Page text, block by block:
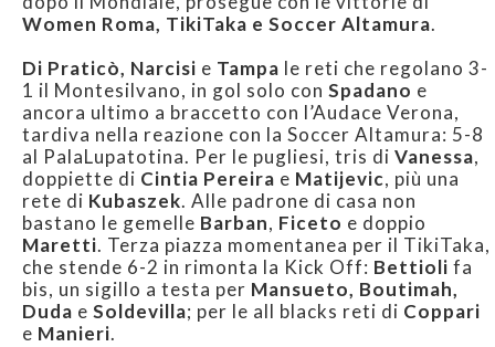
Women Roma, TikiTaka e Soccer Altamura.
Di Praticò, Narcisi e Tampa le reti che regolano 3-
1 il Montesilvano, in gol solo con Spadano e
ancora ultimo a braccetto con l’Audace Verona,
tardiva nella reazione con la Soccer Altamura: 5-8
al PalaLupatotina. Per le pugliesi, tris di Vanessa,
doppiette di Cintia Pereira e Matijevic, più una
rete di Kubaszek. Alle padrone di casa non
bastano le gemelle Barban, Ficeto e doppio
Maretti. Terza piazza momentanea per il TikiTaka,
che stende 6-2 in rimonta la Kick Off: Bettioli fa
bis, un sigillo a testa per Mansueto, Boutimah,
Duda e Soldevilla; per le all blacks reti di Coppari
e Manieri.